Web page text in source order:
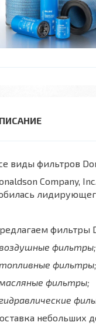
виды фильтров
Company,
фильтры
фильтры;
фильтры;
фильтры;
небольших